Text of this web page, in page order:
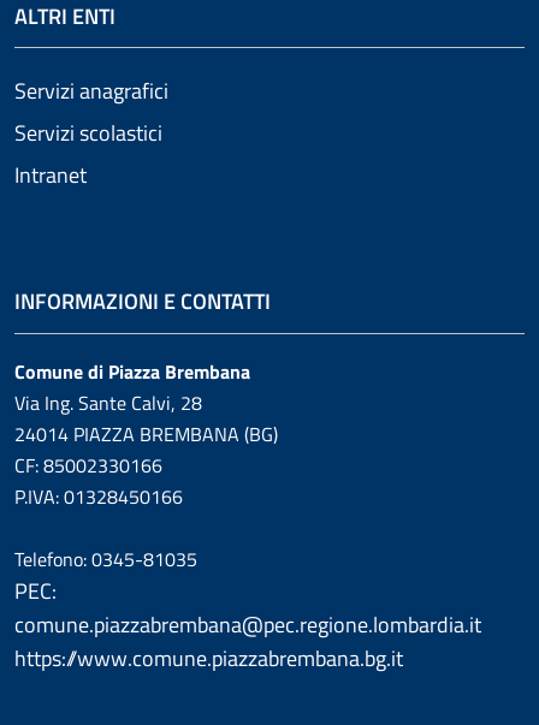
ALTRI ENTI
Servizi anagrafici
Servizi scolastici
Intranet
INFORMAZIONI E CONTATTI
Comune di Piazza Brembana
Via Ing. Sante Calvi, 28
24014 PIAZZA BREMBANA (BG)
CF: 85002330166
P.IVA: 01328450166
Telefono: 0345-81035
PEC:
comune.piazzabrembana@pec.regione.lombardia.it
https://www.comune.piazzabrembana.bg.it